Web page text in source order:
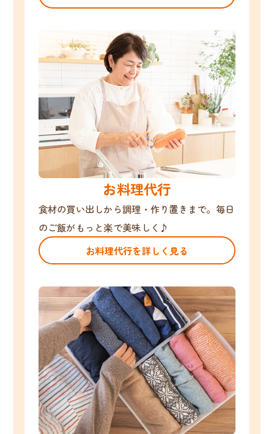
お料理代行
食材の買い出しから調理・作り置きまで。毎日
のご飯がもっと楽で美味しく♪
お料理代行を詳しく見る